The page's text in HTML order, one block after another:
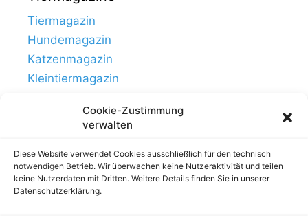
Cookie-Zustimmung
verwalten
Diese Website verwendet Cookies ausschließlich für den technisch
notwendigen Betrieb. Wir überwachen keine Nutzeraktivität und teilen
keine Nutzerdaten mit Dritten. Weitere Details finden Sie in unserer
Datenschutzerklärung.
Tiermagazin
Hundemagazin
Katzenmagazin
Kleintiermagazin